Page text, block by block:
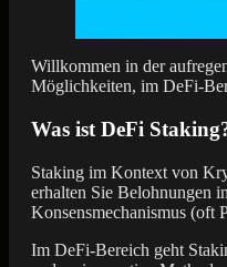
Willkommen in der
Möglichkeiten, im DeFi-
Was ist DeFi
Staking im Kontext von
erhalten Sie Belohnungen
Konsensmechanismus (oft
Im DeFi-Bereich geht